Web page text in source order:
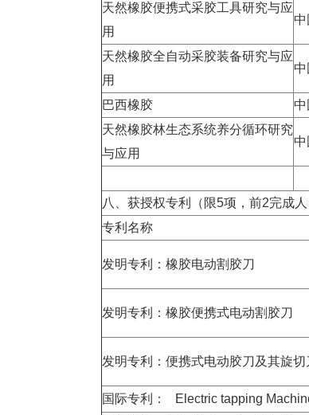
天然橡胶便携式采胶工具研究与应
用
天然橡胶全自动采胶装备研究与应
用
巴西橡胶
天然橡胶林生态系统养分循环研究
与应用
八、获授权专利（限5项，前2完成人
专利名称
发明专利：橡胶电动割胶刀
发明专利：橡胶便携式电动割胶刀
发明专利：便携式电动胶刀及其旋切
国际专利： Electric tapping